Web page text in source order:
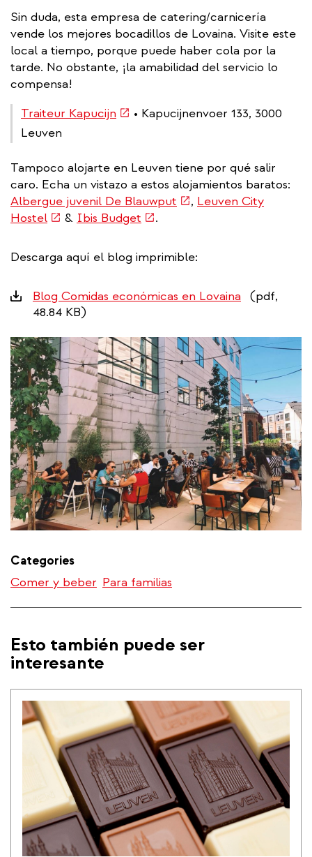
Sin duda, esta empresa de catering/carnicería
vende los mejores bocadillos de Lovaina. Visite este
local a tiempo, porque puede haber cola por la
tarde. No obstante, ¡la amabilidad del servicio lo
compensa!
Traiteur Kapucijn (link• Kapucijnenvoer 133, 3000
Leuven
Tampoco alojarte en Leuven tiene por qué salir
caro. Echa un vistazo a estos alojamientos baratos:
Albergue juvenil De Blauwput (link
, Leuven City
Hostel(link
external)
& Ibis Budget (link
external)
.
Descarga aquí el blog imprimible:
Downloads
Blog Comidas económicas en Lovaina
(pdf,
48.84 KB)
Categories
Comer y beber Para familias
Esto también puede ser
interesante